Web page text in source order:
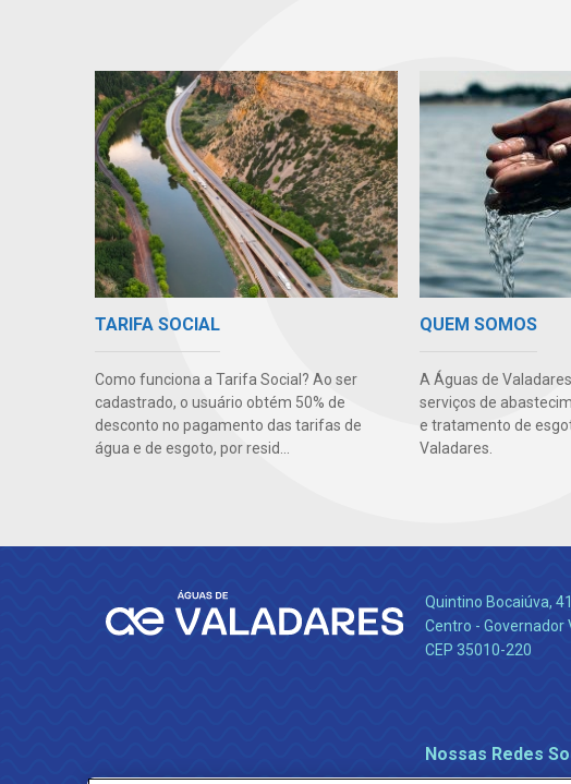
TARIFA SOCIAL
Como funciona a Tarifa Social? Ao ser
cadastrado, o usuário obtém 50% de
desconto no pagamento das tarifas de
água e de esgoto, por resid...
QUEM SOMOS
A Águas de
serviços de
e tratamento de
Valadares.
Quintino Bocaiúva, 41
Centro - Governador
CEP 35010-220
Nossas Redes